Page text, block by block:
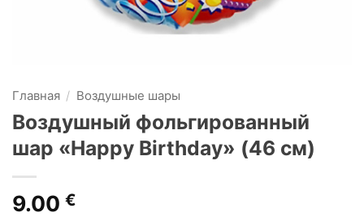
Главная / Воздушные шары
Воздушный фольгированный
шар «Happy Birthday» (46 см)
9.00 €